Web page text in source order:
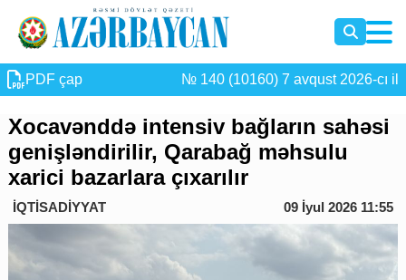
PDF çap № 140 (10160) 7 avqust 2026-cı il
Xocavənddə intensiv bağların sahəsi
genişləndirilir, Qarabağ məhsulu
xarici bazarlara çıxarılır
İQTİSADİYYAT 09 İyul 2026 11:55